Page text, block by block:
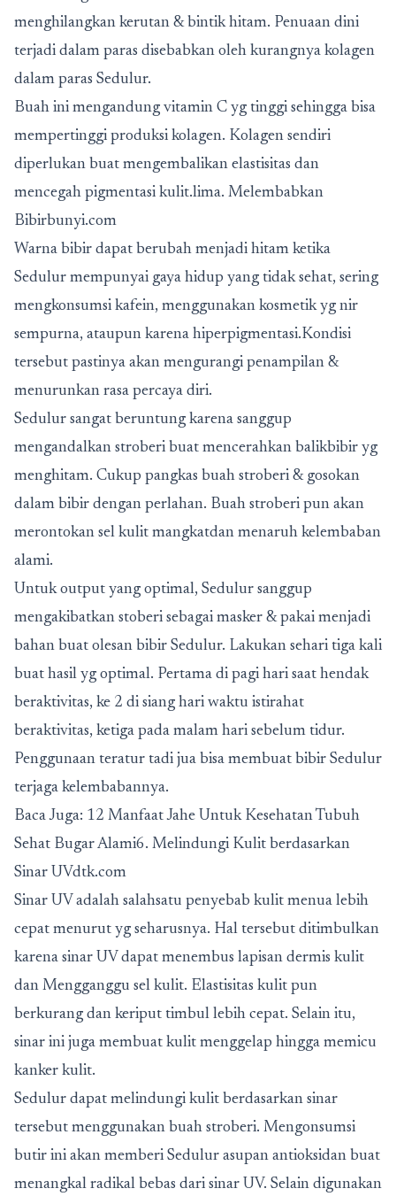
menghilangkan kerutan & bintik hitam. Penuaan dini
terjadi dalam paras disebabkan oleh kurangnya kolagen
dalam paras Sedulur.
Buah ini mengandung vitamin C yg tinggi sehingga bisa
mempertinggi produksi kolagen. Kolagen sendiri
diperlukan buat mengembalikan elastisitas dan
mencegah pigmentasi kulit.lima. Melembabkan
Bibirbunyi.com
Warna bibir dapat berubah menjadi hitam ketika
Sedulur mempunyai gaya hidup yang tidak sehat, sering
mengkonsumsi kafein, menggunakan kosmetik yg nir
sempurna, ataupun karena hiperpigmentasi.Kondisi
tersebut pastinya akan mengurangi penampilan &
menurunkan rasa percaya diri.
Sedulur sangat beruntung karena sanggup
mengandalkan stroberi buat mencerahkan balikbibir yg
menghitam. Cukup pangkas buah stroberi & gosokan
dalam bibir dengan perlahan. Buah stroberi pun akan
merontokan sel kulit mangkatdan menaruh kelembaban
alami.
Untuk output yang optimal, Sedulur sanggup
mengakibatkan stoberi sebagai masker & pakai menjadi
bahan buat olesan bibir Sedulur. Lakukan sehari tiga kali
buat hasil yg optimal. Pertama di pagi hari saat hendak
beraktivitas, ke 2 di siang hari waktu istirahat
beraktivitas, ketiga pada malam hari sebelum tidur.
Penggunaan teratur tadi jua bisa membuat bibir Sedulur
terjaga kelembabannya.
Baca Juga: 12 Manfaat Jahe Untuk Kesehatan Tubuh
Sehat Bugar Alami6. Melindungi Kulit berdasarkan
Sinar UVdtk.com
Sinar UV adalah salahsatu penyebab kulit menua lebih
cepat menurut yg seharusnya. Hal tersebut ditimbulkan
karena sinar UV dapat menembus lapisan dermis kulit
dan Mengganggu sel kulit. Elastisitas kulit pun
berkurang dan keriput timbul lebih cepat. Selain itu,
sinar ini juga membuat kulit menggelap hingga memicu
kanker kulit.
Sedulur dapat melindungi kulit berdasarkan sinar
tersebut menggunakan buah stroberi. Mengonsumsi
butir ini akan memberi Sedulur asupan antioksidan buat
menangkal radikal bebas dari sinar UV. Selain digunakan